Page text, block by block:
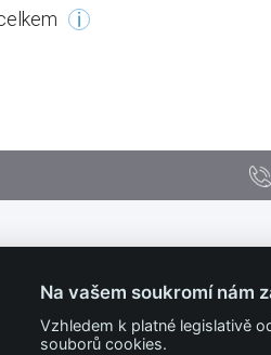
Na vašem soukromí nám
Vzhledem k platné legislativě
souborů cookies.